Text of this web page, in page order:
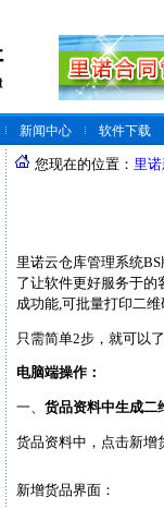
新闻中心
软件下载
您现在的位置： 里
里诺云仓库管理系统
了让软件更好服务于的
成功能,可批量打印二
只需简单2步，就可以
电脑端操作：
一、 货品资料中生成二
货品资料中，点击新增
新增货品界面：